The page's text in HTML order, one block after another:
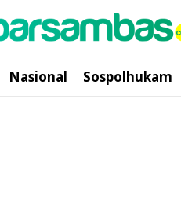
Nasional Sospolhukam